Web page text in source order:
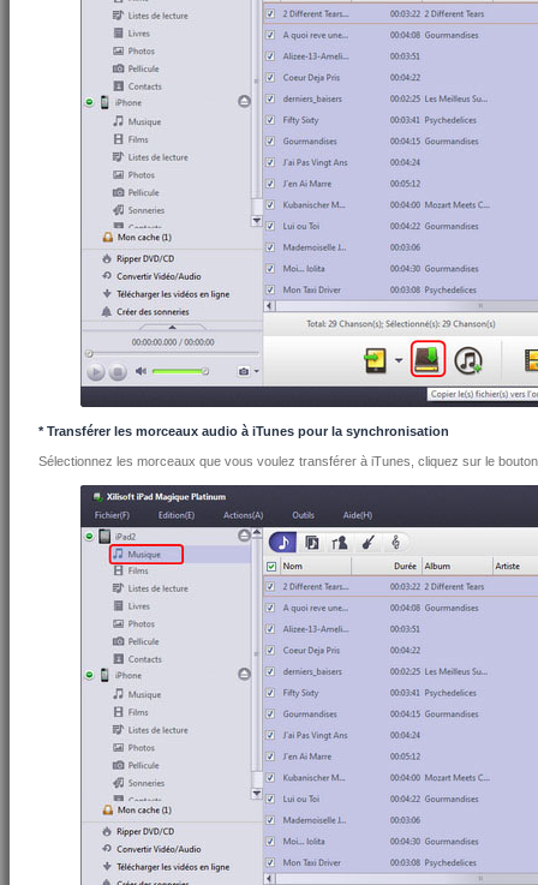
* Transférer les morceaux audio à iTunes pour la synchronisation
Sélectionnez les morceaux que vous voulez transférer à iTunes, cliquez sur le